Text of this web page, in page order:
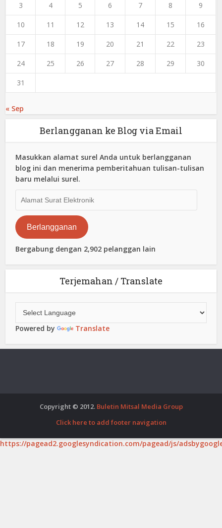
3 4 5 6 7 8 9
10 11 12 13 14 15 16
17 18 19 20 21 22 23
24 25 26 27 28 29 30
31
« Sep
Berlangganan ke Blog via Email
Masukkan alamat surel Anda untuk berlangganan
blog ini dan menerima pemberitahuan tulisan-tulisan
baru melalui surel.
Surat
Elektronik
Berlangganan
Bergabung dengan 2,902 pelanggan lain
Terjemahan / Translate
Powered by Translate
Copyright © 2012. Buletin Mitsal Media Group
Click here to add footer navigation
https://pagead2.googlesyndication.com/pagead/js/